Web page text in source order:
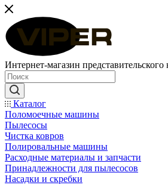
Интернет-магазин представительского
Каталог
Поломоечные машины
Пылесосы
Чистка ковров
Полировальные машины
Расходные материалы и запчасти
Принадлежности для пылесосов
Насадки и скребки